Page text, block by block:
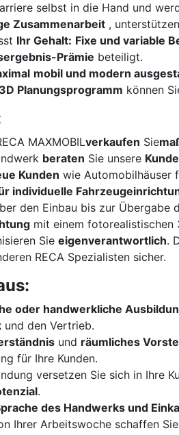
selbst in die Hand und
Zusammenarbeit ,
Ihr Gehalt: Fixe und variable
Prämie beteiligt.
mobil und modern
Planungsprogramm können
MAXMOBILverkaufen Sie
beraten Sie unsere
Kunden wie Automobilhäuser
individuelle
den Einbau bis zur Übergabe
mit einem fotorealistischen
Sie eigenverantwortlich.
RECA Spezialisten sicher.
oder handwerkliche
und den Vertrieb.
und räumliches
für Ihre Kunden.
versetzen Sie sich in Ihre
.
des Handwerks und
Ihrer Arbeitswoche schaffen Sie